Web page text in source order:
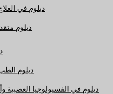
* دبلوم في
* دبلوم
* دبلوم
* دبلوم في الفسيولوجيا العصبية